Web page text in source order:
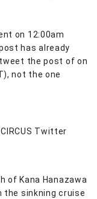
on 12:00am
has already
the post of on
not the one
Twitter
of Kana Hanazawa
the sinkning cruise